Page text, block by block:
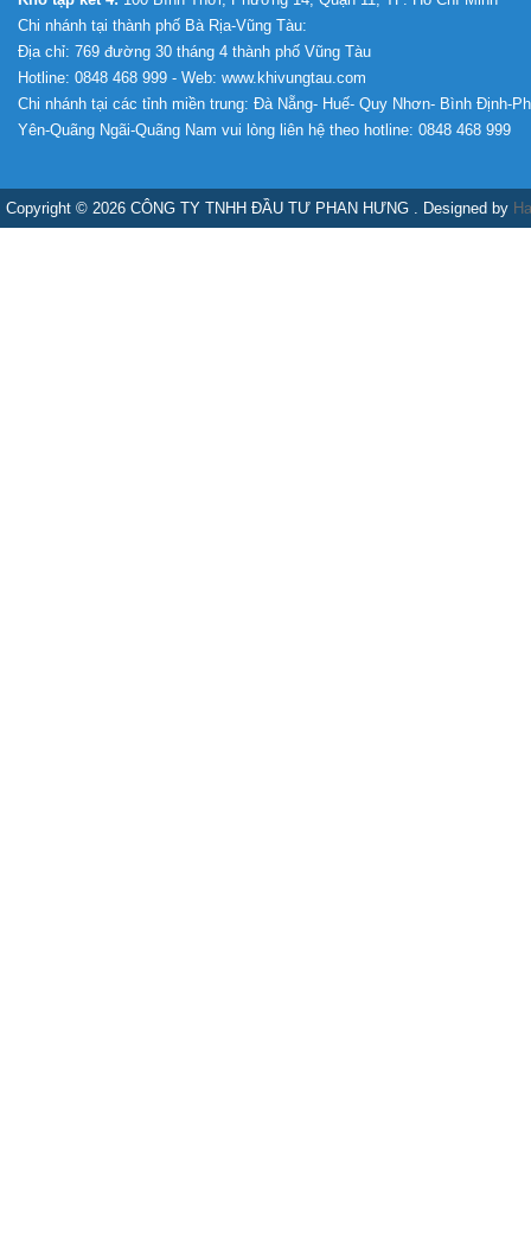
Chi nhánh tại thành phố Bà Rịa-Vũng Tàu:
Địa chỉ: 769 đường 30 tháng 4 thành phố Vũng Tàu
Hotline: 0848 468 999 - Web: www.khivungtau.com
Chi nhánh tại các tỉnh miền trung: Đà Nẵng- Huế- Quy Nhơn- Bình Định-
Yên-Quãng Ngãi-Quãng Nam vui lòng liên hệ theo hotline: 0848 468 999
Copyright © 2026 CÔNG TY TNHH ĐẦU TƯ PHAN HƯNG . Designed by